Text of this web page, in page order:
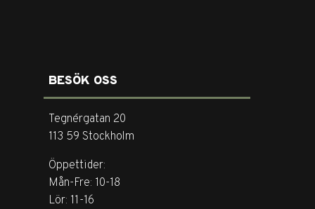
BESÖK OSS
Tegnérgatan 20
113 59 Stockholm
Öppettider:
Mån-Fre: 10-18
Lör: 11-16